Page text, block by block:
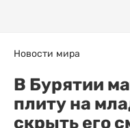
Новости мира
В Бурятии
плиту на
скрыть его